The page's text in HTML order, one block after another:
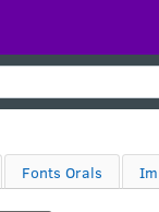
Fonts Orals